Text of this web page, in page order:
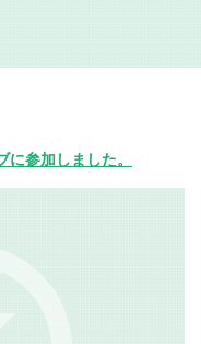
参加しました。